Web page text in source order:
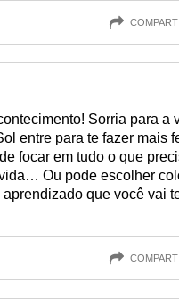
Sorria para a
entre para te fazer mais
focar em tudo o que
Ou pode escolher
que você vai